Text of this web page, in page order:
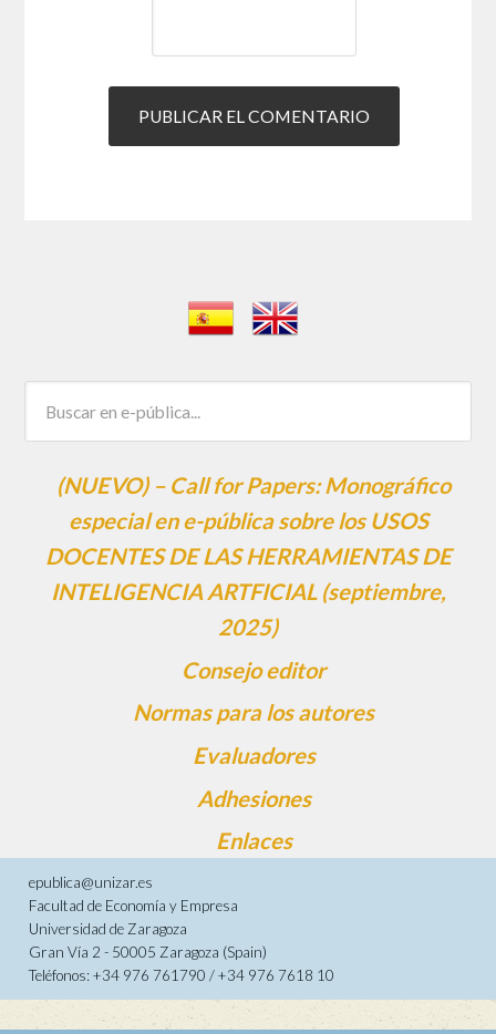
(NUEVO) – Call for Papers: Monográfico
especial en e-pública sobre los USOS
DOCENTES DE LAS HERRAMIENTAS DE
INTELIGENCIA ARTFICIAL (septiembre,
2025)
Consejo editor
Normas para los autores
Evaluadores
Adhesiones
Enlaces
epublica@unizar.es
Facultad de Economía y Empresa
Universidad de Zaragoza
Gran Vía 2 - 50005 Zaragoza (Spain)
Teléfonos: +34 976 761790 / +34 976 7618 10